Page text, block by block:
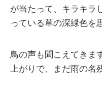
が当たって、キラキラ
っている草の深緑色を
鳥の声も聞こえてきま
上がりで、まだ雨の名